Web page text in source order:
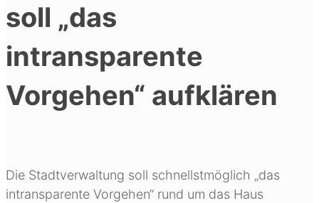
soll „das
intransparente
Vorgehen“ aufklären
Die Stadtverwaltung soll schnellstmöglich „das
intransparente Vorgehen“ rund um das Haus